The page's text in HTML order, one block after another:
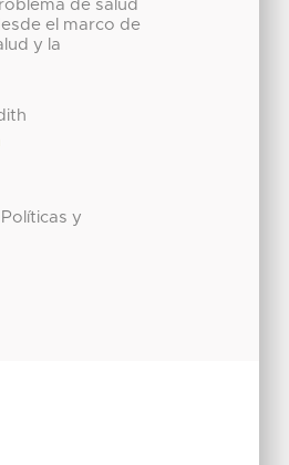
de salud
el marco de
y la
y